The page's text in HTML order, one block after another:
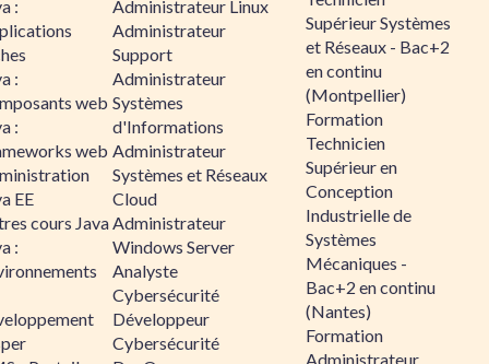
:
:
web
:
web
EE
cours Java
:
Administrateur Linux
Administrateur
Support
Administrateur
Systèmes
d'Informations
Administrateur
Systèmes et Réseaux
Cloud
Administrateur
Windows Server
Analyste
Cybersécurité
Développeur
Cybersécurité
Supérieur Systèmes
et Réseaux - Bac+2
en continu
(Montpellier)
Formation
Technicien
Supérieur en
Conception
Industrielle de
Systèmes
Mécaniques -
Bac+2 en continu
(Nantes)
Formation
Administrateur